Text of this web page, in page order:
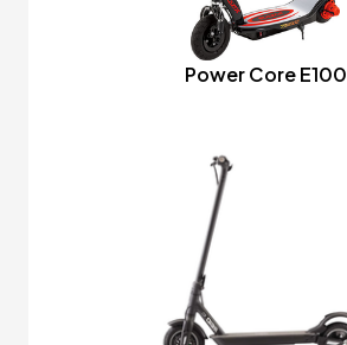
Power Core E100